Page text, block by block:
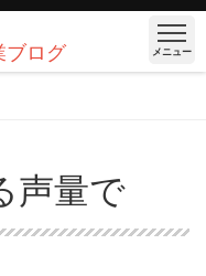
ブログ メニュー
声量で